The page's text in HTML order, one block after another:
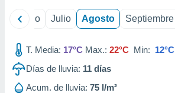
Junio Julio Agosto Septiembre
T. Media: 17°C Max.: 22°C Min: 12°C
Días de lluvia: 11 días
Acum. de lluvia: 75 l/m²